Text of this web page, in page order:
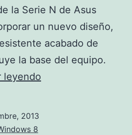
la Serie N de Asus
un nuevo diseño,
acabado de
la base del equipo.
leyendo
2013
8